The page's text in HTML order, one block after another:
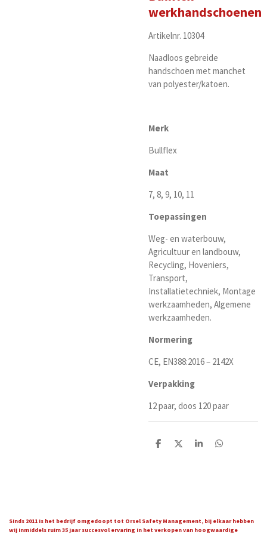
werkhandschoenen
Artikelnr. 10304
Naadloos gebreide
handschoen met manchet
van polyester/katoen.
Merk
Bullflex
Maat
7, 8, 9, 10, 11
Toepassingen
Weg- en waterbouw,
Agricultuur en landbouw,
Recycling, Hoveniers,
Transport,
Installatietechniek, Montage
werkzaamheden, Algemene
werkzaamheden.
Normering
CE, EN388:2016 – 2142X
Verpakking
12 paar, doos 120 paar
D
D
S
D
Sinds 2011 is het bedrijf omgedoopt tot Orsel Safety Management, bij elkaar hebben
wij inmiddels ruim 35 jaar succesvol ervaring in het verkopen van hoogwaardige